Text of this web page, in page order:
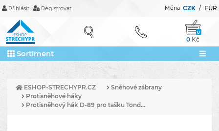
Přihlásit Registrovat CZK / EUR
Měna
0
0 Kč
Sortiment
ESHOP-STRECHYPR.CZ
Sněhové zábrany
Protisněhové háky
Protisněhový hák D-89 pro tašku Tond...